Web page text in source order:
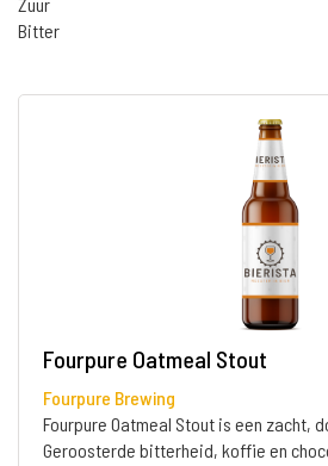
Bitter
Fourpure Oatmeal Stout
Fourpure Brewing
Fourpure Oatmeal Stout is een zacht,
Geroosterde bitterheid, koffie en